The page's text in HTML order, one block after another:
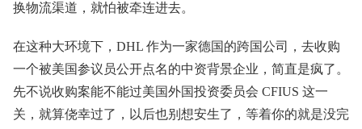
换物流渠道，就怕被牵连进去。
在这种大环境下，DHL 作为一家德国的跨国公司，去收购
一个被美国参议员公开点名的中资背景企业，简直是疯了。
先不说收购案能不能过美国外国投资委员会 CFIUS 这一
关，就算侥幸过了，以后也别想安生了，等着你的就是没完